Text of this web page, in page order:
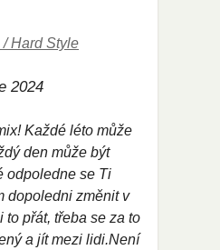
/ Hard Style
2024
Každé léto může
den může být
odpoledne se Ti
dopoledni změnit v
přát, třeba se za to
a jít mezi lidi.Není